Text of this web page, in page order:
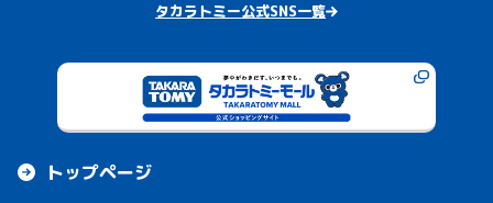
タカラトミー公式SNS一覧
トップページ